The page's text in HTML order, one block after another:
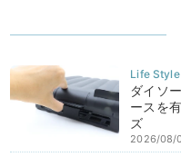
ダイソ
ースを
ズ
2026/08/